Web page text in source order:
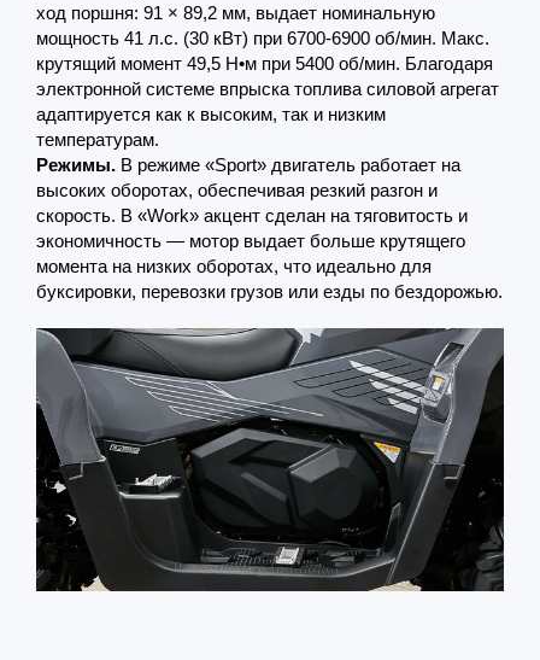
ход поршня: 91 × 89,2 мм, выдает номинальную
мощность 41 л.с. (30 кВт) при 6700-6900 об/мин. Макс.
крутящий момент 49,5 Н•м при 5400 об/мин. Благодаря
электронной системе впрыска топлива силовой агрегат
адаптируется как к высоким, так и низким
температурам.
Режимы. В режиме «Sport» двигатель работает на
высоких оборотах, обеспечивая резкий разгон и
скорость. В «Work» акцент сделан на тяговитость и
экономичность — мотор выдает больше крутящего
момента на низких оборотах, что идеально для
буксировки, перевозки грузов или езды по бездорожью.